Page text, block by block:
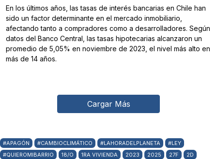
En los últimos años, las tasas de interés bancarias en Chile han
sido un factor determinante en el mercado inmobiliario,
afectando tanto a compradores como a desarrolladores. Según
datos del Banco Central, las tasas hipotecarias alcanzaron un
promedio de 5,05% en noviembre de 2023, el nivel más alto en
más de 14 años.
Cargar Más
#APAGÓN #CAMBIOCLIMÁTICO #LAHORADELPLANETA
#LEY
#QUIEROMIBARRIO
18/O 1RA VIVIENDA 2023 2025 27F
2D